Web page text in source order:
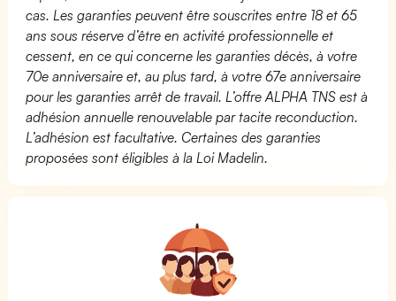
cas. Les garanties peuvent être souscrites entre 18 et 65
ans sous réserve d’être en activité professionnelle et
cessent, en ce qui concerne les garanties décès, à votre
70e anniversaire et, au plus tard, à votre 67e anniversaire
pour les garanties arrêt de travail. L’offre ALPHA TNS est à
adhésion annuelle renouvelable par tacite reconduction.
L’adhésion est facultative. Certaines des garanties
proposées sont éligibles à la Loi Madelin.